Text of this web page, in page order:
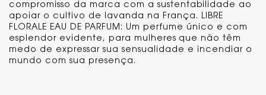
compromisso da marca com a sustentabilidade ao
apoiar o cultivo de lavanda na França. LIBRE
FLORALE EAU DE PARFUM: Um perfume único e com
esplendor evidente, para mulheres que não têm
medo de expressar sua sensualidade e incendiar o
mundo com sua presença.